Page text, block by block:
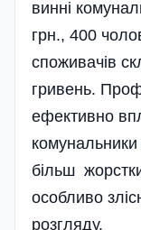
винні
грн., 400
споживачів
гривень.
ефективно
більш
особливо